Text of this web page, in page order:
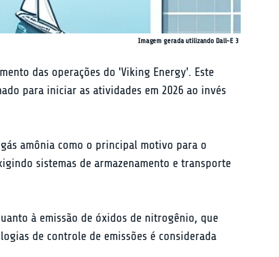
Imagem gerada utilizando Dall-E 3
das operações do 'Viking Energy'. Este
para iniciar as atividades em 2026 ao invés
amônia como o principal motivo para o
sistemas de armazenamento e transporte
à emissão de óxidos de nitrogênio, que
de controle de emissões é considerada